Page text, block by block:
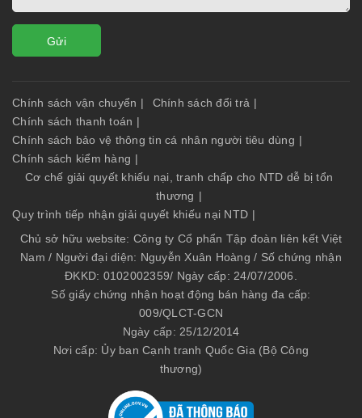
Gửi
Chính sách vận chuyển | Chính sách đổi trả |
Chính sách thanh toán |
Chính sách bảo vệ thông tin cá nhân người tiêu dùng |
Chính sách kiểm hàng |
Cơ chế giải quyết khiếu nại, tranh chấp cho NTD dễ bị tổn
thương |
Quy trình tiếp nhận giải quyết khiếu nại NTD |
Chủ sở hữu website: Công ty Cổ phẩn Tập đoàn liên kết Việt
Nam / Người đại diện: Nguyễn Xuân Hoàng / Số chứng nhận
ĐKKD: 0102002359/ Ngày cấp: 24/07/2006.
Số giấy chứng nhận hoạt động bán hàng đa cấp:
009/QLCT-GCN
Ngày cấp: 25/12/2014
Nơi cấp: Ủy ban Cạnh tranh Quốc Gia (Bộ Công
thương)